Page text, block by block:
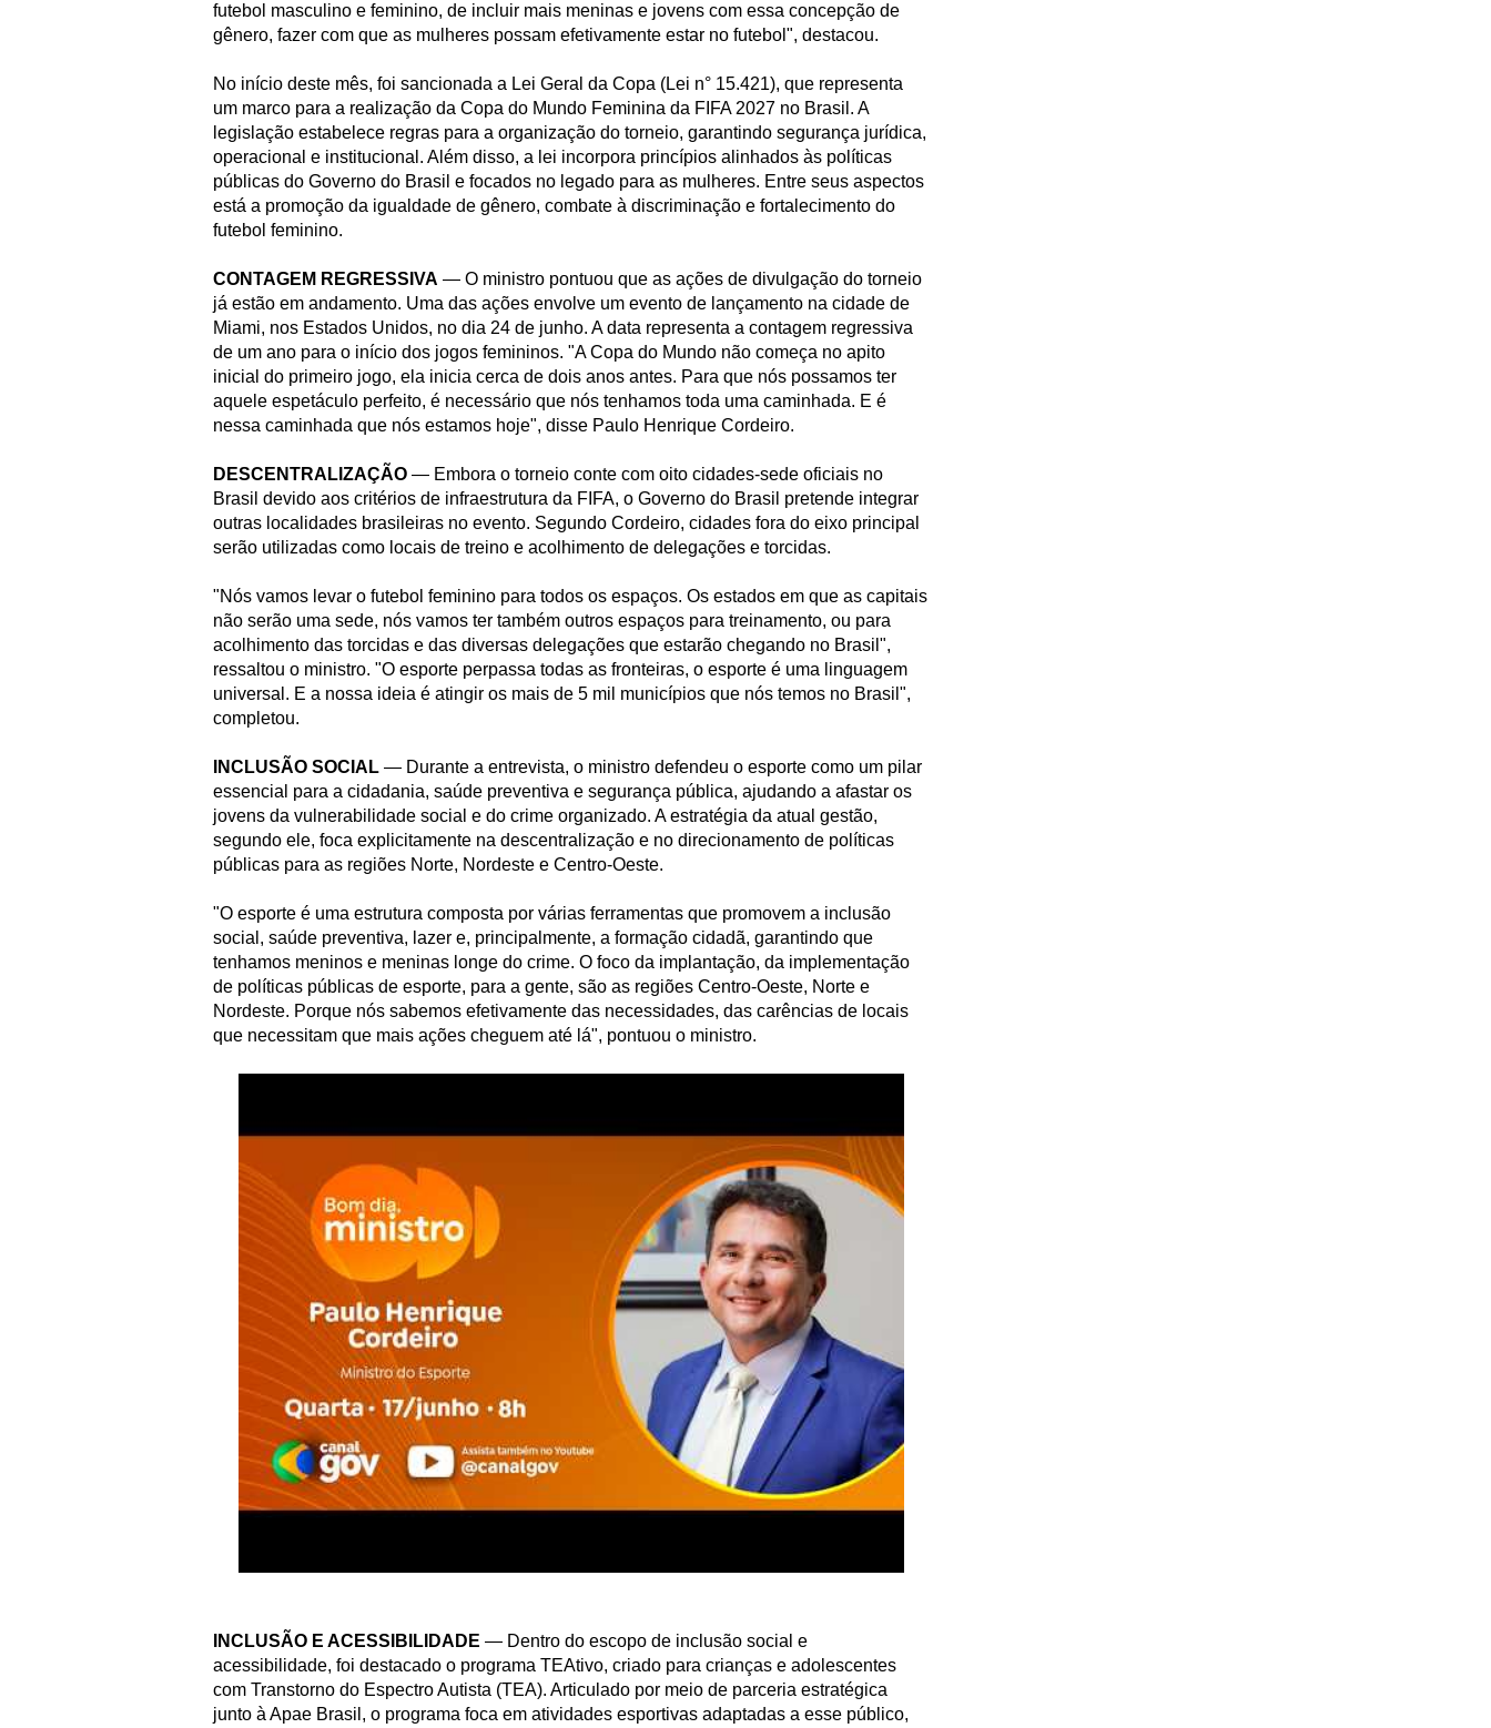
futebol masculino e feminino, de incluir mais meninas e jovens com essa concepção de
gênero, fazer com que as mulheres possam efetivamente estar no futebol", destacou.
No início deste mês, foi sancionada a Lei Geral da Copa (Lei n° 15.421), que representa
um marco para a realização da Copa do Mundo Feminina da FIFA 2027 no Brasil. A
legislação estabelece regras para a organização do torneio, garantindo segurança jurídica,
operacional e institucional. Além disso, a lei incorpora princípios alinhados às políticas
públicas do Governo do Brasil e focados no legado para as mulheres. Entre seus aspectos
está a promoção da igualdade de gênero, combate à discriminação e fortalecimento do
futebol feminino.
CONTAGEM REGRESSIVA — O ministro pontuou que as ações de divulgação do torneio
já estão em andamento. Uma das ações envolve um evento de lançamento na cidade de
Miami, nos Estados Unidos, no dia 24 de junho. A data representa a contagem regressiva
de um ano para o início dos jogos femininos. "A Copa do Mundo não começa no apito
inicial do primeiro jogo, ela inicia cerca de dois anos antes. Para que nós possamos ter
aquele espetáculo perfeito, é necessário que nós tenhamos toda uma caminhada. E é
nessa caminhada que nós estamos hoje", disse Paulo Henrique Cordeiro.
DESCENTRALIZAÇÃO — Embora o torneio conte com oito cidades-sede oficiais no
Brasil devido aos critérios de infraestrutura da FIFA, o Governo do Brasil pretende integrar
outras localidades brasileiras no evento. Segundo Cordeiro, cidades fora do eixo principal
serão utilizadas como locais de treino e acolhimento de delegações e torcidas.
"Nós vamos levar o futebol feminino para todos os espaços. Os estados em que as capitais
não serão uma sede, nós vamos ter também outros espaços para treinamento, ou para
acolhimento das torcidas e das diversas delegações que estarão chegando no Brasil",
ressaltou o ministro. "O esporte perpassa todas as fronteiras, o esporte é uma linguagem
universal. E a nossa ideia é atingir os mais de 5 mil municípios que nós temos no Brasil",
completou.
INCLUSÃO SOCIAL — Durante a entrevista, o ministro defendeu o esporte como um pilar
essencial para a cidadania, saúde preventiva e segurança pública, ajudando a afastar os
jovens da vulnerabilidade social e do crime organizado. A estratégia da atual gestão,
segundo ele, foca explicitamente na descentralização e no direcionamento de políticas
públicas para as regiões Norte, Nordeste e Centro-Oeste.
"O esporte é uma estrutura composta por várias ferramentas que promovem a inclusão
social, saúde preventiva, lazer e, principalmente, a formação cidadã, garantindo que
tenhamos meninos e meninas longe do crime. O foco da implantação, da implementação
de políticas públicas de esporte, para a gente, são as regiões Centro-Oeste, Norte e
Nordeste. Porque nós sabemos efetivamente das necessidades, das carências de locais
que necessitam que mais ações cheguem até lá", pontuou o ministro.
INCLUSÃO E ACESSIBILIDADE — Dentro do escopo de inclusão social e
acessibilidade, foi destacado o programa TEAtivo, criado para crianças e adolescentes
com Transtorno do Espectro Autista (TEA). Articulado por meio de parceria estratégica
junto à Apae Brasil, o programa foca em atividades esportivas adaptadas a esse público,